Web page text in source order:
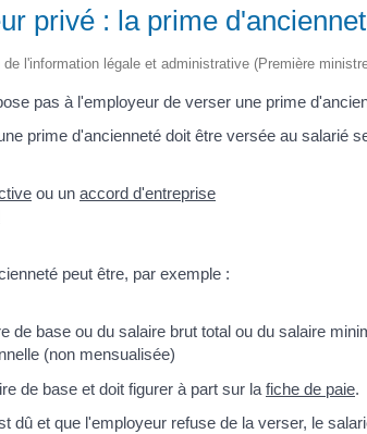
privé : la prime
l'information légale et administrative (Première
pas à l'employeur de verser une prime
prime d'ancienneté doit être versée au salarié
ou un accord d'entreprise
peut être, par exemple :
de base ou du salaire brut total ou du salaire
(non mensualisée)
de base et doit figurer à part sur la fiche de paie.
dû et que l'employeur refuse de la verser, le